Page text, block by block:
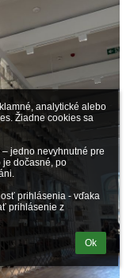
analytické alebo
Žiadne cookies sa
jedno nevyhnutné pre
je dočasné, po
prihlásenia - vďaka
prihlásenie z
Ok